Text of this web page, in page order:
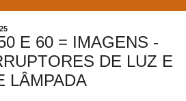
E 60 = IMAGENS -
DE LUZ E
LÂMPADA